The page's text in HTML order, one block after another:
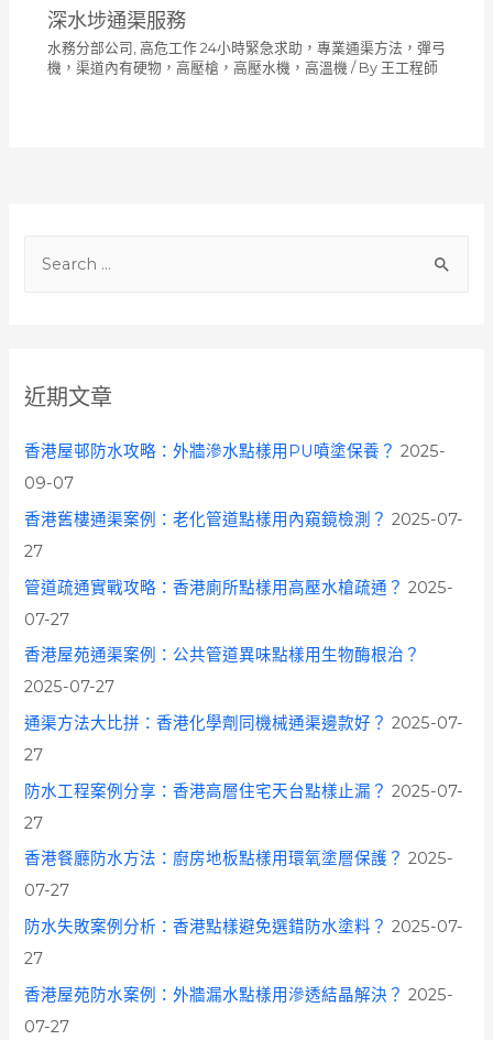
h
f
o
近期文章
香港屋邨防水攻略：外牆滲水點樣用PU噴塗保養？ 2025-
09-07
香港舊樓通渠案例：老化管道點樣用內窺鏡檢測？ 2025-07-
27
管道疏通實戰攻略：香港廁所點樣用高壓水槍疏通？ 2025-
07-27
香港屋苑通渠案例：公共管道異味點樣用生物酶根治？
2025-07-27
通渠方法大比拼：香港化學劑同機械通渠邊款好？ 2025-07-
27
防水工程案例分享：香港高層住宅天台點樣止漏？ 2025-07-
27
香港餐廳防水方法：廚房地板點樣用環氧塗層保護？ 2025-
07-27
防水失敗案例分析：香港點樣避免選錯防水塗料？ 2025-07-
27
香港屋苑防水案例：外牆漏水點樣用滲透結晶解決？ 2025-
07-27
深水埗通渠服務
水務分部公司 高危工作 24小時緊急求助，專業通渠方法，彈弓
機，渠道內有硬物，高壓槍，高壓水機，高溫機 / By 王工程師